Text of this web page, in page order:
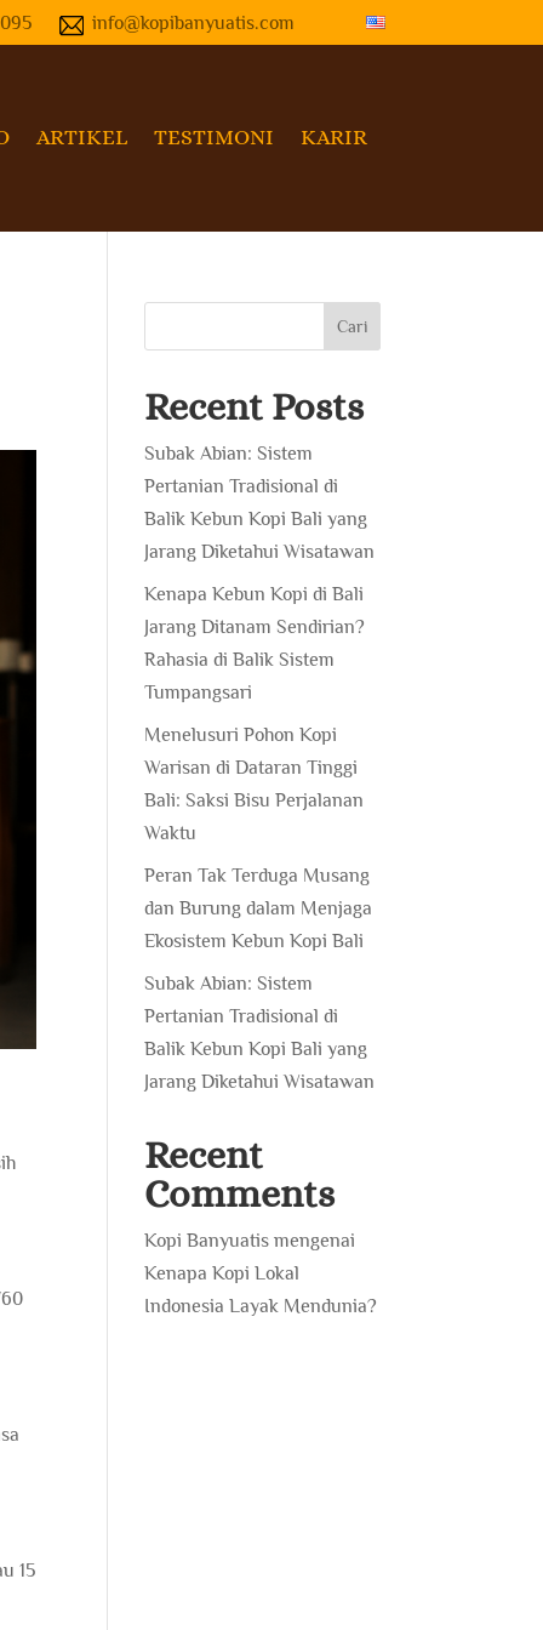
info@kopibanyuatis.com
ARTIKEL TESTIMONI KARIR
15
Cari
Recent Posts
Subak Abian: Sistem
Pertanian Tradisional di
Balik Kebun Kopi Bali yang
Jarang Diketahui Wisatawan
Kenapa Kebun Kopi di Bali
Jarang Ditanam Sendirian?
Rahasia di Balik Sistem
Tumpangsari
Menelusuri Pohon Kopi
Warisan di Dataran Tinggi
Bali: Saksi Bisu Perjalanan
Waktu
Peran Tak Terduga Musang
dan Burung dalam Menjaga
Ekosistem Kebun Kopi Bali
Subak Abian: Sistem
Pertanian Tradisional di
Balik Kebun Kopi Bali yang
Jarang Diketahui Wisatawan
Recent
Comments
Kopi Banyuatis mengenai
Kenapa Kopi Lokal
Indonesia Layak Mendunia?